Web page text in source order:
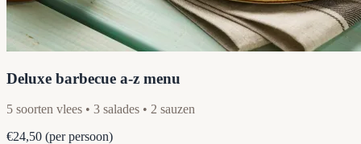
Deluxe barbecue a-z menu
5 soorten vlees • 3 salades • 2 sauzen
€24,50 (per persoon)